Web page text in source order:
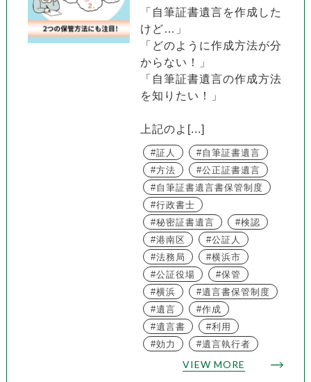
「自筆証書遺言を作成した
けど…」
「どのように作成方法が分
からない！」
「自筆証書遺言の作成方法
を知りたい！」
上記のよ[...]
証人
自筆証書遺言
方法
公正証書遺言
自筆証書遺言書保管制度
行政書士
秘密証書遺言
検認
港南区
公証人
法務局
横浜市
公証役場
保管
横浜
遺言書保管制度
遺言
作成
遺言書
利用
効力
遺言執行者
VIEW MORE